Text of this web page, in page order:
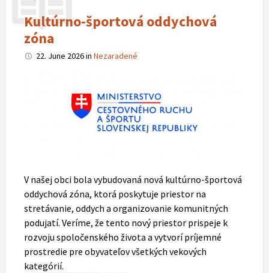
Kultúrno-športová oddychová
zóna
22. June 2026in Nezaradené
V našej obci bola vybudovaná nová kultúrno-športová
oddychová zóna, ktorá poskytuje priestor na
stretávanie, oddych a organizovanie komunitných
podujatí. Veríme, že tento nový priestor prispeje k
rozvoju spoločenského života a vytvorí príjemné
prostredie pre obyvateľov všetkých vekových
kategórií.